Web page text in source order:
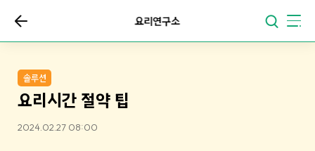
요리연구소
솔루션
요리시간 절약 팁
2024.02.27 08:00